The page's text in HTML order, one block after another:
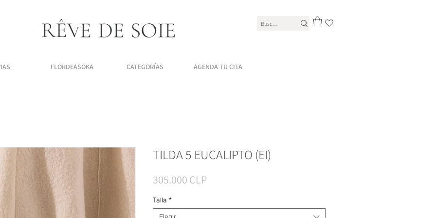
FLORDEASOKA CATEGORÍAS AGENDA TU CITA
TILDA 5 EUCALIPTO (EI)
305.000 CLPPrecio
Talla *